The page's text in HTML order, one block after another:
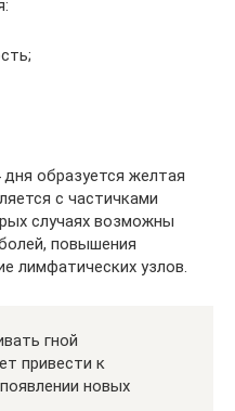
дня образуется желтая
с частичками
случаях возможны
повышения
лимфатических узлов.
гной
привести к
новых